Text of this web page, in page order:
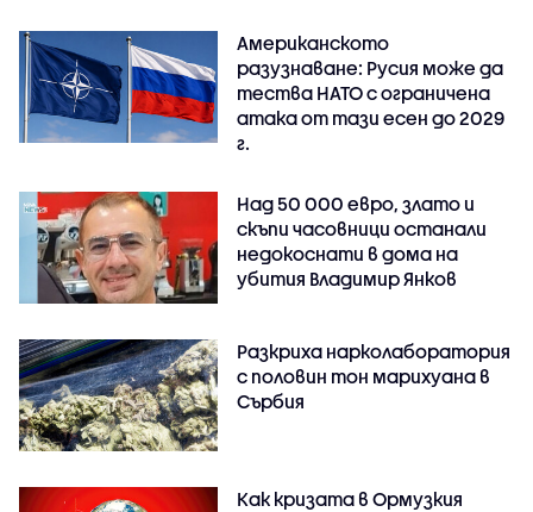
Американското
разузнаване: Русия може да
тества НАТО с ограничена
атака от тази есен до 2029
г.
Над 50 000 евро, злато и
скъпи часовници останали
недокоснати в дома на
убития Владимир Янков
Разкриха нарколаборатория
с половин тон марихуана в
Сърбия
Как кризата в Ормузкия